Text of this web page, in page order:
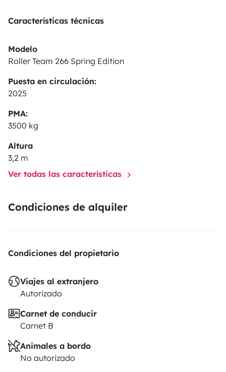
Características técnicas
Modelo
Roller Team 266 Spring Edition
Puesta en circulación:
2025
PMA:
3500 kg
Altura
3,2 m
Ver todas las características
Condiciones de alquiler
Condiciones del propietario
Viajes al extranjero
Autorizado
Carnet de conducir
Carnet B
Animales a bordo
No autorizado